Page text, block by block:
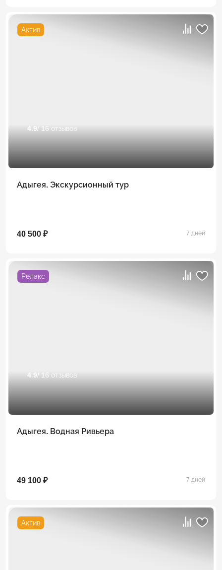
Актив
4.9 / 16 отзывов
Адыгея. Экскурсионный тур
40 500 ₽ 7 дней
Релакс
4.9/ 16 отзывов
Адыгея. Водная Ривьера
49 100 ₽ 7 дней
Актив